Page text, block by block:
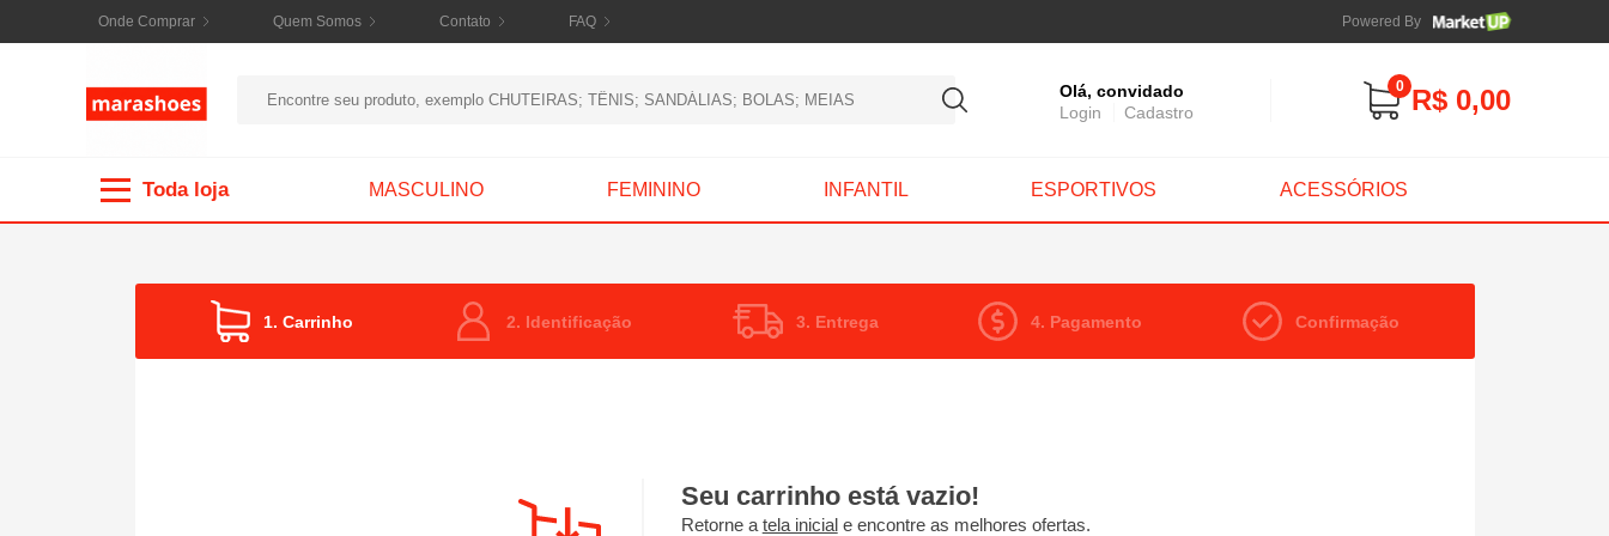
Onde Comprar Quem Somos Contato FAQ Powered By
Olá, convidado
Login
Cadastro
0 R$ 0,00
Toda loja MASCULINO FEMININO INFANTIL ESPORTIVOS ACESSÓRIOS
1. Carrinho 2. Identificação 3. Entrega 4. Pagamento Confirmação
Seu carrinho está vazio!
Retorne a tela iniciale encontre as melhores ofertas.